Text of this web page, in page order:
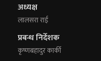
अध्यक्ष
लालसरा राई
प्रबन्ध निर्देशक
कृष्णबहादुर कार्की